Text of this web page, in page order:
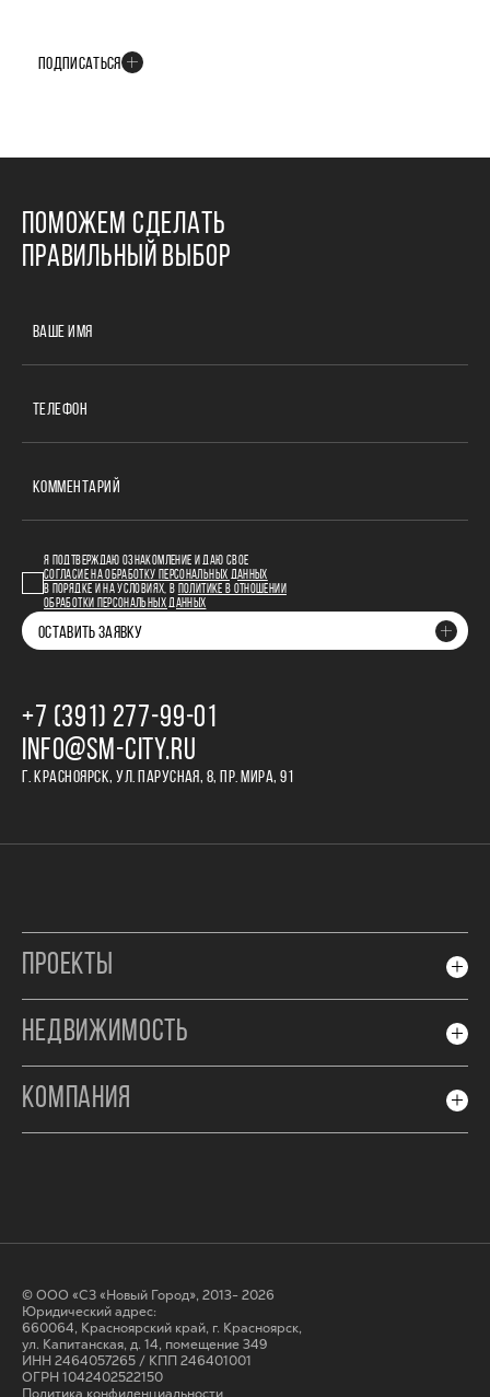
ПОДПИСАТЬСЯ
ПОМОЖЕМ СДЕЛАТЬ
ПРАВИЛЬНЫЙ ВЫБОР
ВАШЕ ИМЯ
ТЕЛЕФОН
КОММЕНТАРИЙ
Я ПОДТВЕРЖДАЮ ОЗНАКОМЛЕНИЕ И ДАЮ СВОЕ
СОГЛАСИЕ НА ОБРАБОТКУ ПЕРСОНАЛЬНЫХ ДАННЫХ
В ПОРЯДКЕ И НА УСЛОВИЯХ, В
ПОЛИТИКЕ В ОТНОШЕНИИ
ОБРАБОТКИ ПЕРСОНАЛЬНЫХ ДАННЫХ
ОСТАВИТЬ ЗАЯВКУ
+7 (391) 277‒99‒01
INFO@SM-CITY.RU
Г. КРАСНОЯРСК, УЛ. ПАРУСНАЯ, 8, ПР. МИРА, 91
ПРОЕКТЫ
НЕДВИЖИМОСТЬ
КОМПАНИЯ
© ООО «СЗ «Новый Город», 2013- 2026
Юридический адрес:
660064, Красноярский край, г. Красноярск,
ул. Капитанская, д. 14, помещение 349
ИНН 2464057265 / КПП 246401001
ОГРН 1042402522150